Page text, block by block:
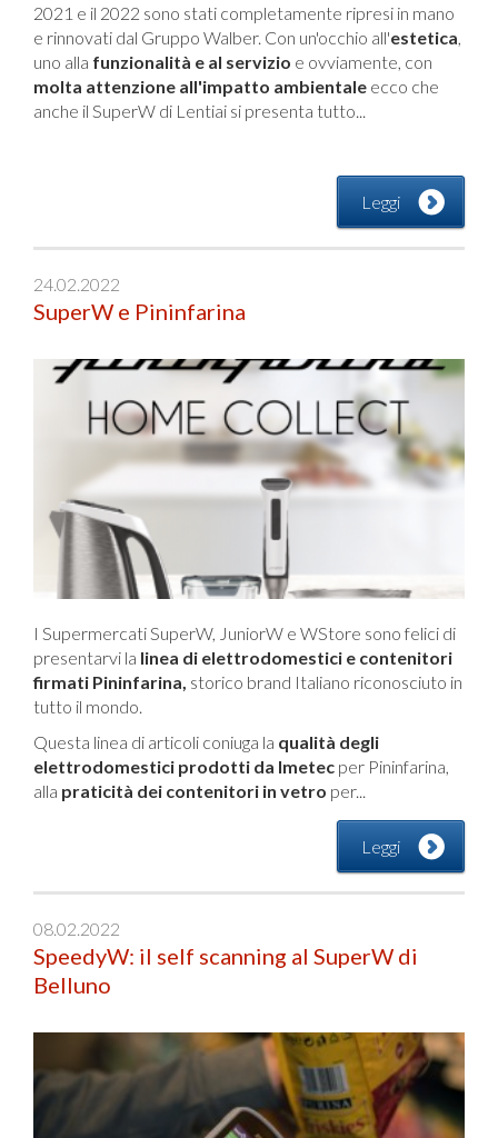
2021 e il 2022 sono stati completamente ripresi in mano
e rinnovati dal Gruppo Walber. Con un'occhio all'estetica
uno alla funzionalità e al servizio e ovviamente, con
molta attenzione all'impatto ambientale ecco che
anche il SuperW di Lentiai si presenta tutto...
Leggi
24.02.2022
SuperW e Pininfarina
I Supermercati SuperW, JuniorW e WStore sono felici di
presentarvi la linea di elettrodomestici e contenitori
firmati Pininfarina, storico brand Italiano riconosciuto in
tutto il mondo.
Questa linea di articoli coniuga la qualità degli
elettrodomestici prodotti da Imetec per Pininfarina,
alla praticità dei contenitori in vetro per...
Leggi
08.02.2022
SpeedyW: il self scanning al SuperW di
Belluno